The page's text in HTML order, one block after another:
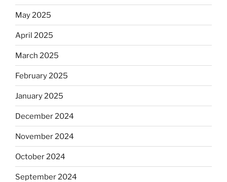
May 2025
April 2025
March 2025
February 2025
January 2025
December 2024
November 2024
October 2024
September 2024